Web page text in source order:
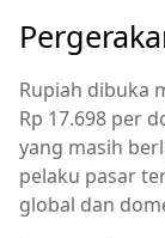
Rupiah dibuka
Rp 17.698 per
yang masih
pelaku pasar
global dan